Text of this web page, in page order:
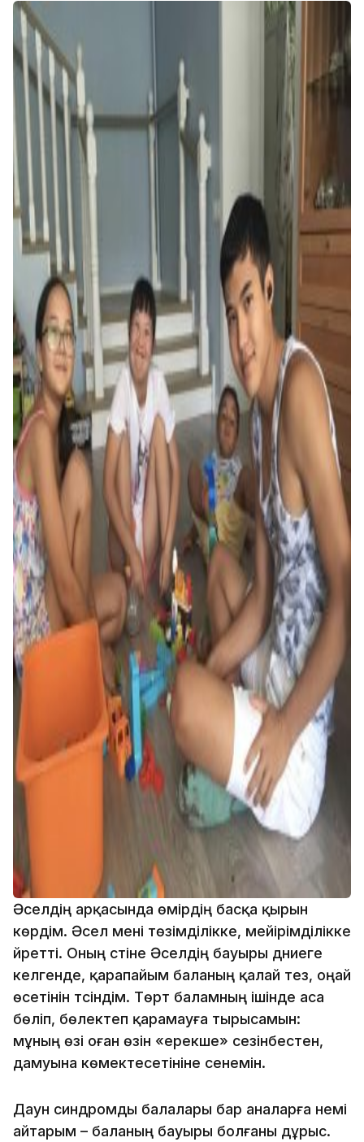
Әселдің арқасында өмірдің басқа қырын
көрдім. Әсел мені төзімділікке, мейірімділікке
үйретті. Оның үстіне Әселдің бауыры дүниеге
келгенде, қарапайым баланың қалай тез, оңай
өсетінін түсіндім. Төрт баламның ішінде аса
бөліп, бөлектеп қарамауға тырысамын:
мұның өзі оған өзін «ерекше» сезінбестен,
дамуына көмектесетініне сенемін.
Даун синдромды балалары бар аналарға үнемі
айтарым – баланың бауыры болғаны дұрыс.